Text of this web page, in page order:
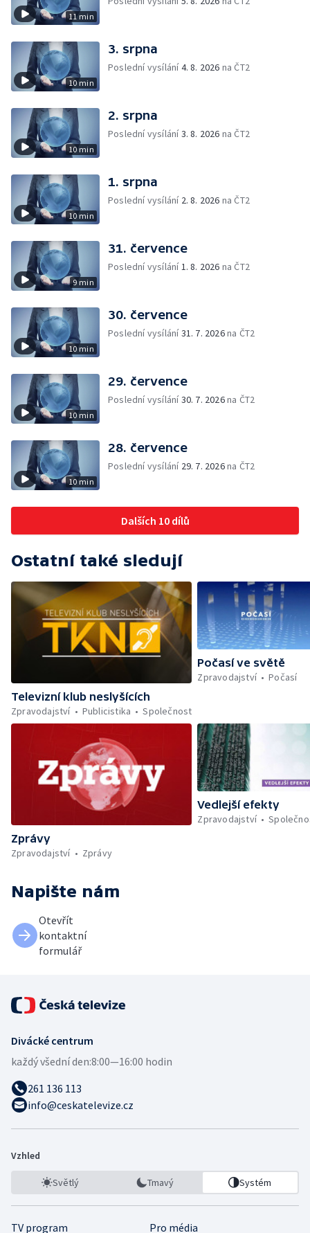
11 min
10 min
3. srpna
Poslední vysílání4. 8. 2026 na ČT2
10 min
2. srpna
Poslední vysílání3. 8. 2026 na ČT2
10 min
1. srpna
Poslední vysílání 2. 8. 2026 na ČT2
9 min
31. července
Poslední vysílání1. 8. 2026 na ČT2
10 min
30. července
Poslední vysílání31. 7. 2026na ČT2
10 min
29. července
Poslední vysílání30. 7. 2026na ČT2
10 min
28. července
Poslední vysílání 29. 7. 2026na ČT2
Dalších 10 dílů
Ostatní také sledují
Televizní klub neslyšících
Zpravodajství
Publicistika Společnost
Počasí ve světě
Zpravodajství
Počasí
Zprávy
Zpravodajství
Zprávy
Vedlejší efekty
Zpravodajství
Napište nám
Otevřít
kontaktní
formulář
Divácké centrum
každý všední den:8:00—16:00 hodin
261 136 113
info@ceskatelevize.cz
Vzhled
Světlý Tmavý Systém
TV program Pro média